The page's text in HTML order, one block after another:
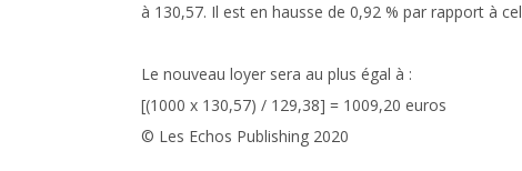
à 130,57. Il est en hausse de 0,92 % par rapport à
Le nouveau loyer sera au plus égal à :
[(1000 x 130,57) / 129,38] = 1009,20 euros
© Les Echos Publishing 2020